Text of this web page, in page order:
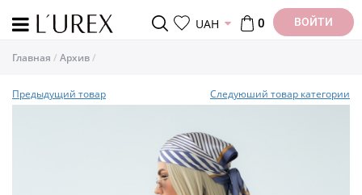
UAH 0 ВОЙТИ
Главная Архив
Предыдущий товар Следуюший товар категории